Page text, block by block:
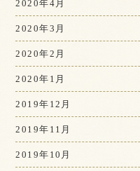
2020年4月
2020年3月
2020年2月
2020年1月
2019年12月
2019年11月
2019年10月